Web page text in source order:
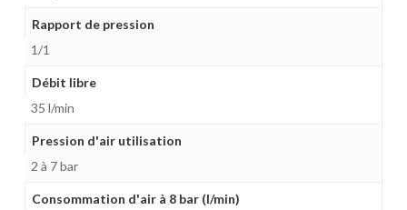
Rapport de pression
1/1
Débit libre
35 l/min
Pression d'air utilisation
2 à 7 bar
Consommation d'air à 8 bar (l/min)